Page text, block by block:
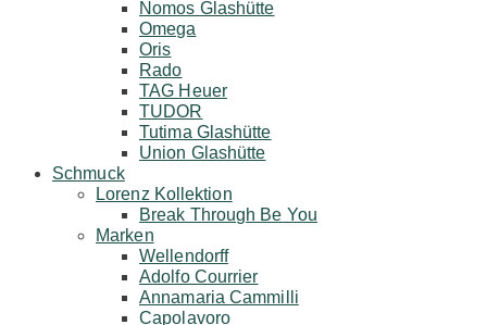
Nomos Glashütte
Omega
Oris
Rado
TAG Heuer
TUDOR
Tutima Glashütte
Union Glashütte
Schmuck
Lorenz Kollektion
Break Through Be You
Marken
Wellendorff
Adolfo Courrier
Annamaria Cammilli
Capolavoro